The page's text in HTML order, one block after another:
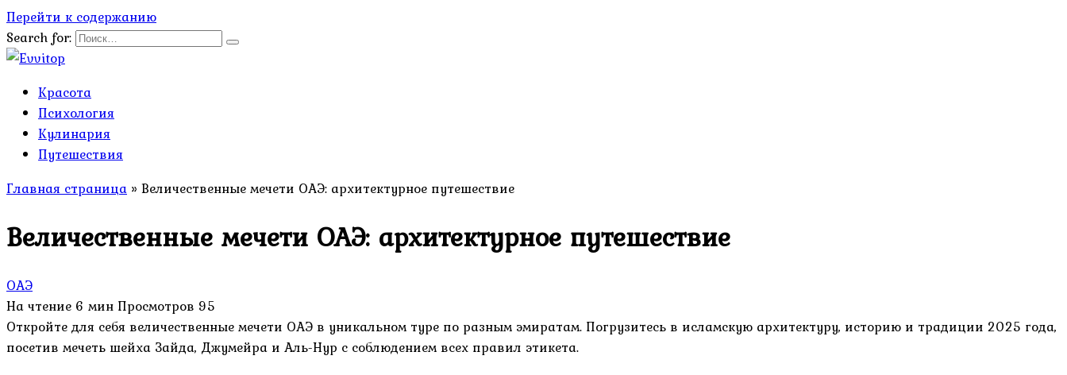
Перейти к содержанию
Search for:
Красота
Психология
Кулинария
Путешествия
Главная страница » Величественные мечети ОАЭ: архитектурное путешествие
Величественные мечети ОАЭ: архитектурное путешествие
ОАЭ
На чтение 6 мин Просмотров 95
Откройте для себя величественные мечети ОАЭ в уникальном туре по разным эмиратам. Погрузитесь в исламскую архитектуру, историю и традиции 2025 года,
посетив мечеть шейха Зайда, Джумейра и Аль-Нур с соблюдением всех правил этикета.